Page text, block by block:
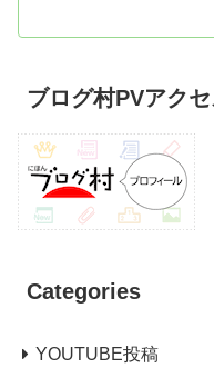
ブログ村PVアク
Categories
YOUTUBE投稿